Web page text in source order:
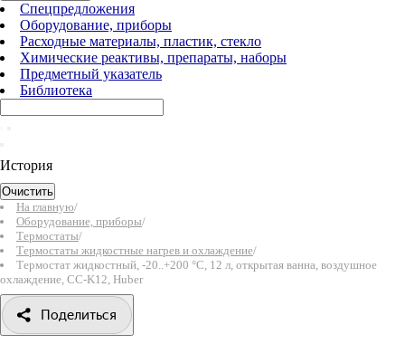
Спецпредложения
Оборудование, приборы
Расходные материалы, пластик, стекло
Химические реактивы, препараты, наборы
Предметный указатель
Библиотека
История
Очистить
На главную/
Оборудование, приборы/
Термостаты/
Термостаты жидкостные нагрев и охлаждение/
Термостат жидкостный, -20..+200 °С, 12 л, открытая ванна, воздушное
охлаждение, CC-K12, Huber
Поделиться